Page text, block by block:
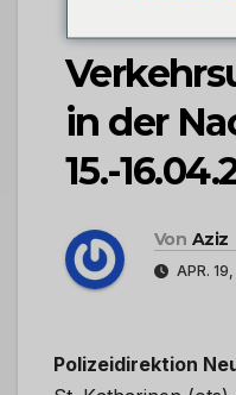
POL-
in der
15.-
Von Aziz
APR.
Polizeidirektion